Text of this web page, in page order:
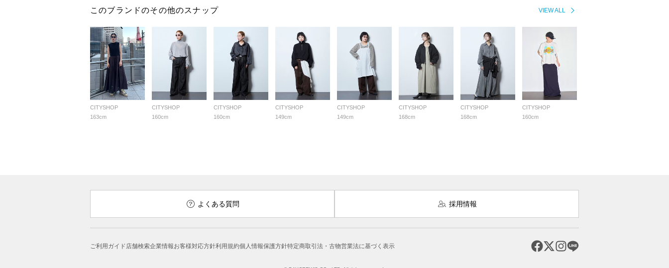
VIEW ALL
このブランドのその他のスナップ
CITYSHOP
163cm
CITYSHOP
160cm
CITYSHOP
160cm
CITYSHOP
149cm
CITYSHOP
149cm
CITYSHOP
168cm
CITYSHOP
168cm
CITYSHOP
160cm
よくある質問 採用情報
ご利用ガイド店舗検索企業情報お客様対応方針利用規約個人情報保護方針特定商取引法・古物営業法に基づく表示